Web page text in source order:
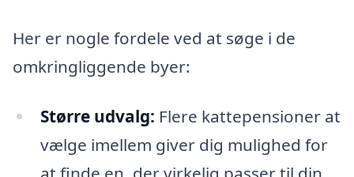
Her er nogle fordele ved at søge i de
omkringliggende byer:
Større udvalg: Flere kattepensioner at
vælge imellem giver dig mulighed for